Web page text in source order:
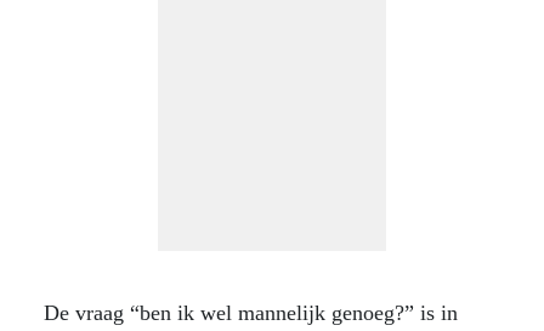
De vraag “ben ik wel mannelijk genoeg?” is in